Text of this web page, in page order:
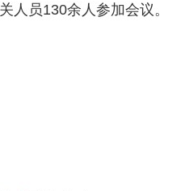
人员130余人参加会议。